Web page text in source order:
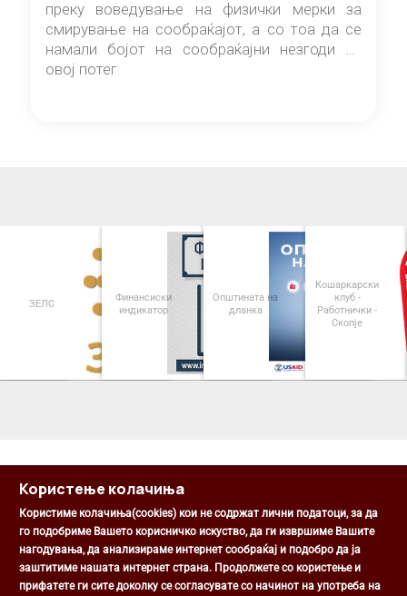
преку воведување на физички мерки за
смирување на сообраќајот, а со тоа да се
намали бојот на сообраќајни незгоди на
овој потег
ЗЕЛС
Финансиски
индикатор
Општината на
дланка
Кошаркарски
клуб -
Работнички -
Скопје
Општина Центар
Михаил Цоков бр. 1, Скопје
Користење колачиња
Користиме колачиња(cookies) кои не содржат лични податоци, за да
го подобриме Вашето корисничко искуство, да ги извршиме Вашите
нагодувања, да анализираме интернет сообраќај и подобро да ја
заштитиме нашата интернет страна. Продолжете со користење и
прифатете ги сите доколку се согласувате со начинот на употреба на